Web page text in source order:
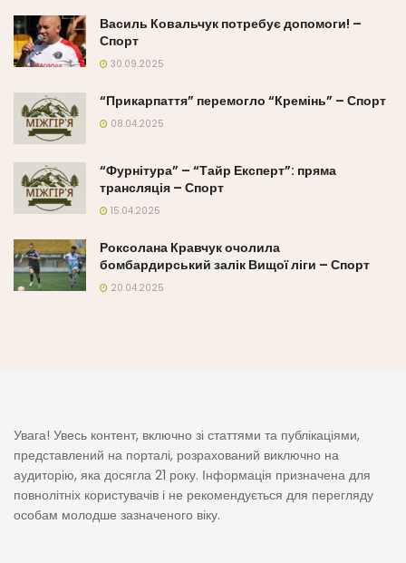
Василь Ковальчук потребує допомоги! –
Спорт
30.09.2025
“Прикарпаття” перемогло “Кремінь” – Спорт
08.04.2025
“Фурнітура” – “Тайр Експерт”: пряма
трансляція – Спорт
15.04.2025
Роксолана Кравчук очолила
бомбардирський залік Вищої ліги – Спорт
20.04.2025
Увага! Увесь контент, включно зі статтями та публікаціями,
представлений на порталі, розрахований виключно на
аудиторію, яка досягла 21 року. Інформація призначена для
повнолітніх користувачів і не рекомендується для перегляду
особам молодше зазначеного віку.